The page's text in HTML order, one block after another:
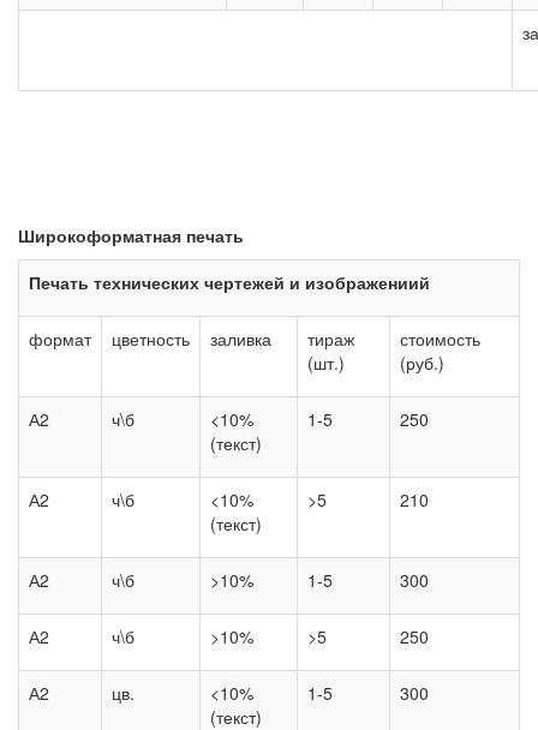
Широкоформатная печать
Печать технических чертежей и изображениий
формат цветность заливка
тираж
(шт.)
стоимость
(руб.)
А2 ч\б
<10%
(текст)
1-5 250
А2 ч\б
<10%
(текст)
>5 210
А2 ч\б >10% 1-5 300
А2 ч\б >10% >5 250
А2 цв.
<10%
(текст)
1-5 300